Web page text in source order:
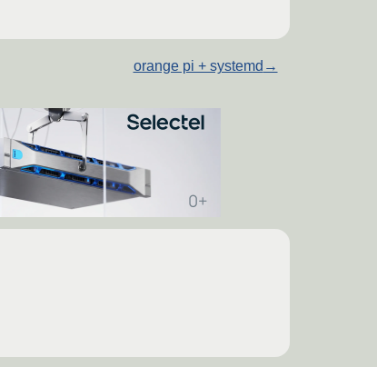
orange pi + systemd →